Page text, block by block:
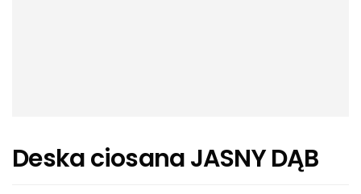
Deska ciosana JASNY DĄB